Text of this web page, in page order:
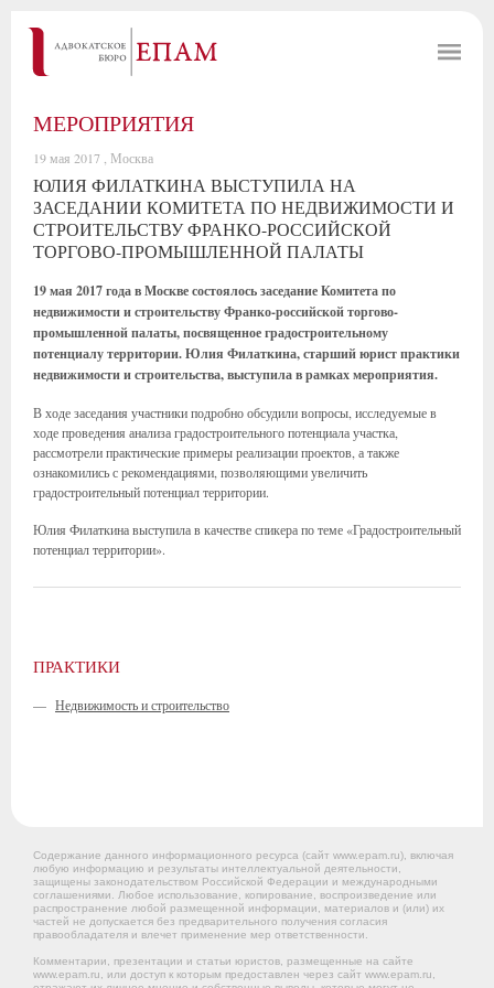
МЕРОПРИЯТИЯ
19 мая 2017 , Москва
ЮЛИЯ ФИЛАТКИНА ВЫСТУПИЛА НА
ЗАСЕДАНИИ КОМИТЕТА ПО НЕДВИЖИМОСТИ И
СТРОИТЕЛЬСТВУ ФРАНКО-РОССИЙСКОЙ
ТОРГОВО-ПРОМЫШЛЕННОЙ ПАЛАТЫ
19 мая 2017 года в Москве состоялось заседание Комитета по
недвижимости и строительству Франко-российской торгово-
промышленной палаты, посвященное градостроительному
потенциалу территории. Юлия Филаткина, старший юрист практики
недвижимости и строительства, выступила в рамках мероприятия.
В ходе заседания участники подробно обсудили вопросы, исследуемые в
ходе проведения анализа градостроительного потенциала участка,
рассмотрели практические примеры реализации проектов, а также
ознакомились с рекомендациями, позволяющими увеличить
градостроительный потенциал территории.
Юлия Филаткина выступила в качестве спикера по теме «Градостроительный
потенциал территории».
ПРАКТИКИ
— Недвижимость и строительство
Содержание данного информационного ресурса (сайт www.epam.ru), включая
любую информацию и результаты интеллектуальной деятельности,
защищены законодательством Российской Федерации и международными
соглашениями. Любое использование, копирование, воспроизведение или
распространение любой размещенной информации, материалов и (или) их
частей не допускается без предварительного получения согласия
правообладателя и влечет применение мер ответственности.
Комментарии, презентации и статьи юристов, размещенные на сайте
www.epam.ru, или доступ к которым предоставлен через сайт www.epam.ru,